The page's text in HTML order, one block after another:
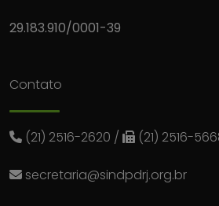
29.183.910/0001-39
Contato
(21) 2516-2620 / (21) 2516-
secretaria@sindpdrj.org.br